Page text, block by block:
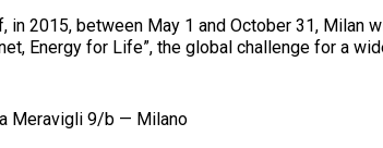
in 2015, between May 1 and October 31, Milan
Energy for Life”, the global challenge for a
Meravigli 9/b — Milano